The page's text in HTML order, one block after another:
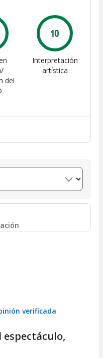
del
10
Interpretación
artística
verificada
espectáculo,